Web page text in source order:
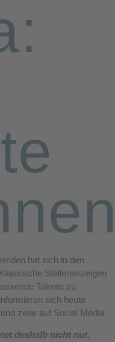
hat sich in den
Stellenanzeigen
Talente zu
sich heute
zwar auf Social Media.
deshalb nicht nur,